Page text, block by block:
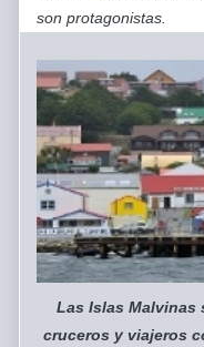
son protagonistas.
Las Islas
cruceros y viajeros